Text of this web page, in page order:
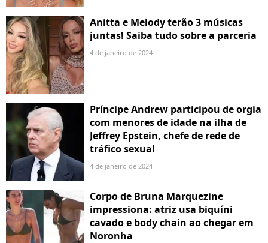
Anitta e Melody terão 3 músicas
juntas! Saiba tudo sobre a parceria
4 de janeiro de 2024
Príncipe Andrew participou de orgia
com menores de idade na ilha de
Jeffrey Epstein, chefe de rede de
tráfico sexual
4 de janeiro de 2024
Corpo de Bruna Marquezine
impressiona: atriz usa biquíni
cavado e body chain ao chegar em
Noronha